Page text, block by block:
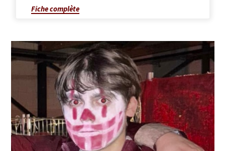
Fiche complète
Afficher
la
de
Paul
Lhermitte